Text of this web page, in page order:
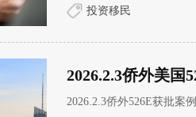
投资移民
2026.2.3侨外美国
2026.2.3侨外526E获批案例